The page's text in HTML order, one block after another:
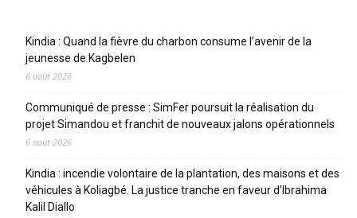
Kindia : Quand la fièvre du charbon consume l’avenir de la
jeunesse de Kagbelen
6 août 2026
Communiqué de presse : SimFer poursuit la réalisation du
projet Simandou et franchit de nouveaux jalons opérationnels
6 août 2026
Kindia : incendie volontaire de la plantation, des maisons et des
véhicules à Koliagbé. La justice tranche en faveur d’Ibrahima
Kalil Diallo